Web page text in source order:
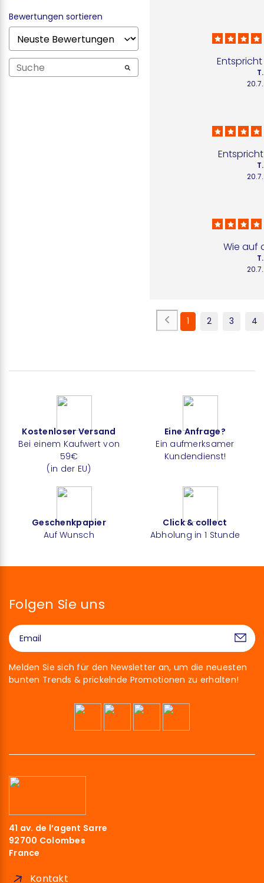
Bewertungen sortieren
Wie auf
1 2 3 4
Kostenloser Versand
Bei einem Kaufwert von
59€
(in der EU)
Eine Anfrage?
Ein aufmerksamer
Kundendienst!
Geschenkpapier
Auf Wunsch
Click & collect
Abholung in 1 Stunde
Folgen Sie uns
Melden Sie sich für den Newsletter an, um die neuesten
bunten Trends & prickelnde Promotionen zu erhalten!
41 av. de l’agent Sarre
92700 Colombes
France
Kontakt